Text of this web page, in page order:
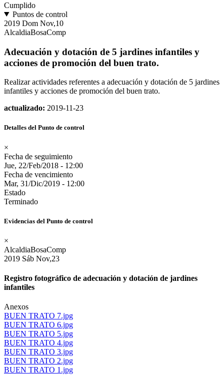
Cumplido
Puntos de control
2019 Dom Nov,10
AlcaldiaBosaComp
Adecuación y dotación de 5 jardines infantiles y
acciones de promoción del buen trato.
Realizar actividades referentes a adecuación y dotación de 5 jardines
infantiles y acciones de promoción del buen trato.
actualizado: 2019-11-23
Detalles del Punto de control
×
Fecha de seguimiento
Jue, 22/Feb/2018 - 12:00
Fecha de vencimiento
Mar, 31/Dic/2019 - 12:00
Estado
Terminado
Evidencias del Punto de control
×
AlcaldiaBosaComp
2019 Sáb Nov,23
Registro fotográfico de adecuación y dotación de jardines
infantiles
Anexos
BUEN TRATO 7.jpg
BUEN TRATO 6.jpg
BUEN TRATO 5.jpg
BUEN TRATO 4.jpg
BUEN TRATO 3.jpg
BUEN TRATO 2.jpg
BUEN TRATO 1.jpg